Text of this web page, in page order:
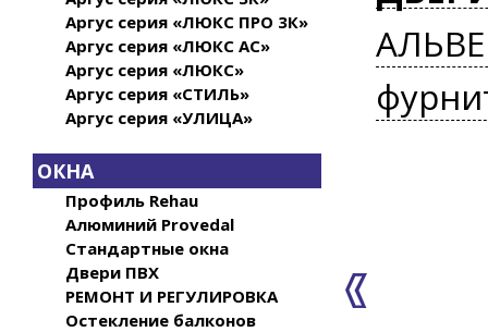
Аргус серия «ЛЮКС ПРО 3К»
Аргус серия «ЛЮКС АС»
Аргус серия «ЛЮКС»
Аргус серия «СТИЛЬ»
Аргус серия «УЛИЦА»
ОКНА
Профиль Rehau
Алюминий Provedal
Стандартные окна
Двери ПВХ
РЕМОНТ И РЕГУЛИРОВКА
Остекление балконов